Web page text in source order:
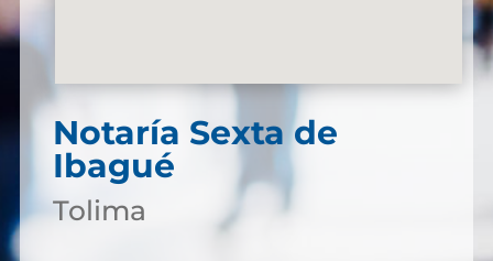
Notaría Sexta de
Ibagué
Tolima